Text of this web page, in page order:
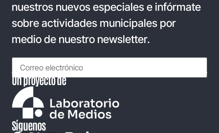
nuestros nuevos especiales e infórmate
sobre actividades municipales por
medio de nuestro newsletter.
Un proyecto de
Síguenos